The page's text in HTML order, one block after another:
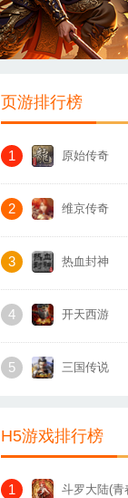
页游排行榜
1 原始传奇
2 维京传奇
3 热血封神
4 开天西游
5 三国传说
H5游戏排行榜
1